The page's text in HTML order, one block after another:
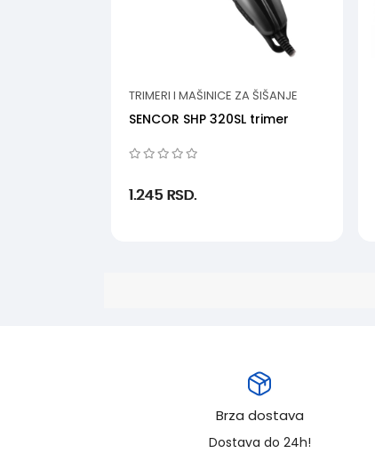
TRIMERI I MAŠINICE ZA ŠIŠANJE
SENCOR SHP 320SL trimer
1.245RSD.
Brza dostava
Dostava do 24h!